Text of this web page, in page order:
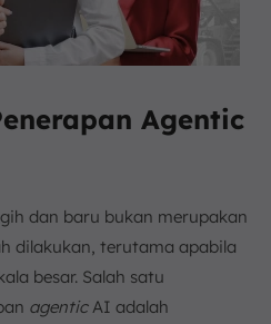
Agentic
dan baru bukan merupakan
dilakukan, terutama apabila
besar. Salah satu
agenticAI adalah